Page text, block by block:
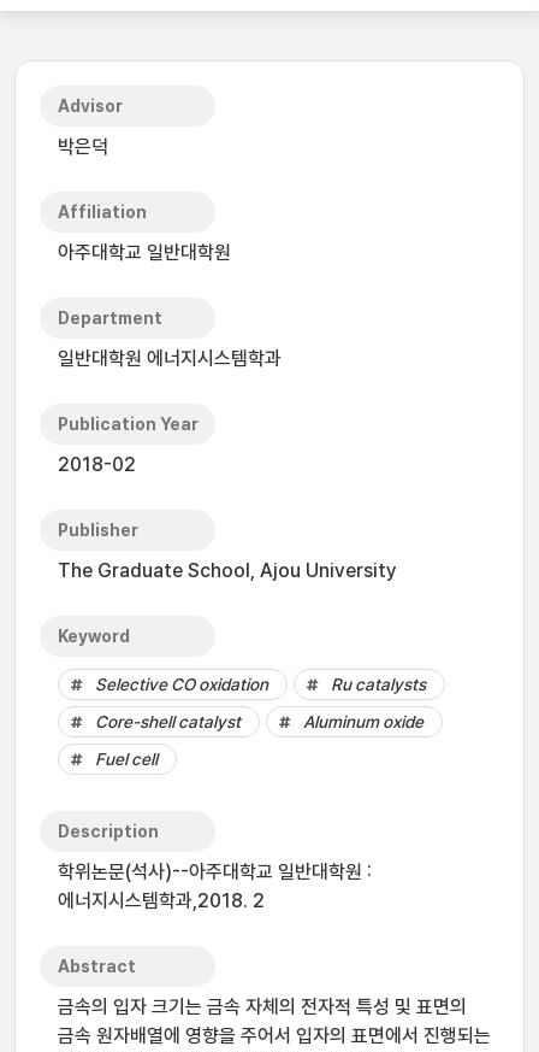
Advisor
박은덕
Affiliation
아주대학교 일반대학원
Department
일반대학원 에너지시스템학과
Publication Year
2018-02
Publisher
The Graduate School, Ajou University
Keyword
Selective CO oxidation
Ru catalysts
Core-shell catalyst
Aluminum oxide
Fuel cell
Description
학위논문(석사)--아주대학교 일반대학원 :
에너지시스템학과,2018. 2
Abstract
금속의 입자 크기는 금속 자체의 전자적 특성 및 표면의
금속 원자배열에 영향을 주어서 입자의 표면에서 진행되는